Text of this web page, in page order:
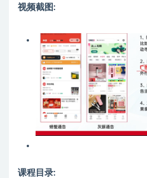
视频截图:
课程目录: